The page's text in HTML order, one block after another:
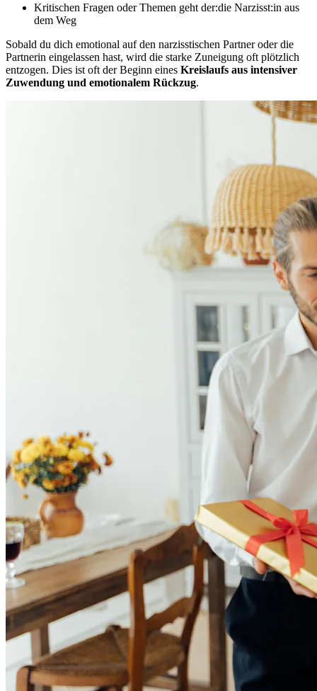
Kritischen Fragen oder Themen geht der:die Narzisst:in aus
dem Weg
Sobald du dich emotional auf den narzisstischen Partner oder die
Partnerin eingelassen hast, wird die starke Zuneigung oft plötzlich
entzogen. Dies ist oft der Beginn eines Kreislaufs aus intensiver
Zuwendung und emotionalem Rückzug.